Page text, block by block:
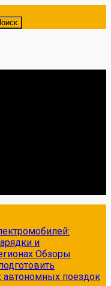
и
Обзоры
автономных поездок